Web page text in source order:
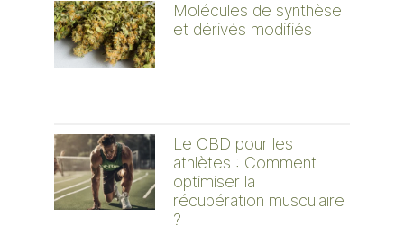
Molécules de synthèse
et dérivés modifiés
Le CBD pour les
athlètes : Comment
optimiser la
récupération musculaire
?